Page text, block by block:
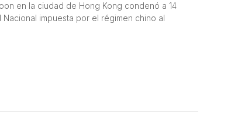
en la ciudad de Hong Kong condenó a 14
impuesta por el régimen chino al